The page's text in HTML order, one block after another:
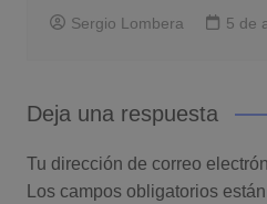
Sergio Lombera 5 de
Deja una respuesta
Tu dirección de correo
Los campos obligatorios